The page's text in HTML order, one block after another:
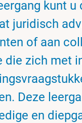
kunt u
juridisch
of aan
die zich met
Deze
en